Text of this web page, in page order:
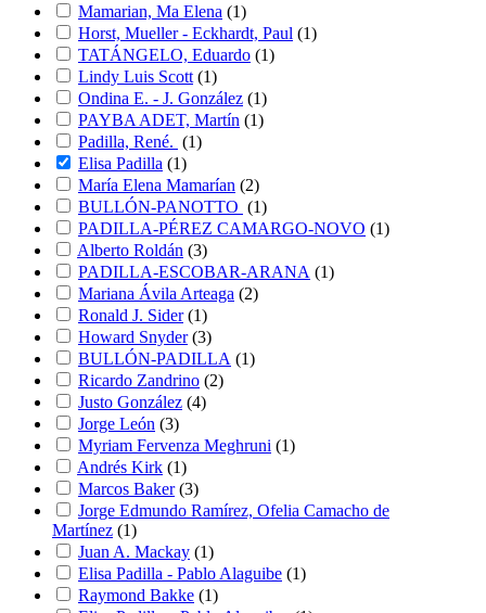
Mamarian, Ma Elena (1)
Horst, Mueller - Eckhardt, Paul (1)
TATÁNGELO, Eduardo (1)
Lindy Luis Scott (1)
Ondina E. - J. González (1)
PAYBA ADET, Martín (1)
Padilla, René. (1)
Elisa Padilla (1)
María Elena Mamarían (2)
BULLÓN-PANOTTO (1)
PADILLA-PÉREZ CAMARGO-NOVO (1)
Alberto Roldán (3)
PADILLA-ESCOBAR-ARANA (1)
Mariana Ávila Arteaga (2)
Ronald J. Sider (1)
Howard Snyder (3)
BULLÓN-PADILLA (1)
Ricardo Zandrino (2)
Justo González (4)
Jorge León (3)
Myriam Fervenza Meghruni (1)
Andrés Kirk (1)
Marcos Baker (3)
Jorge Edmundo Ramírez, Ofelia Camacho de
Martínez (1)
Juan A. Mackay (1)
Elisa Padilla - Pablo Alaguibe (1)
Raymond Bakke (1)